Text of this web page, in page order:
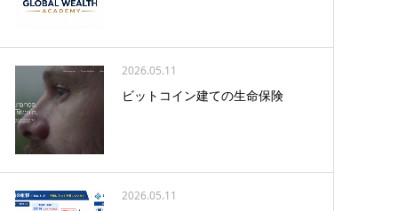
2026.05.11
ビットコイン建ての生命保険
2026.05.11